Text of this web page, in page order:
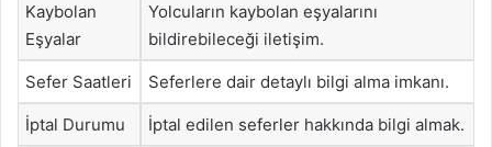
Kaybolan
Eşyalar
Yolcuların kaybolan eşyalarını
bildirebileceği iletişim.
Sefer Saatleri Seferlere dair detaylı bilgi alma imkanı.
İptal Durumu İptal edilen seferler hakkında bilgi almak.